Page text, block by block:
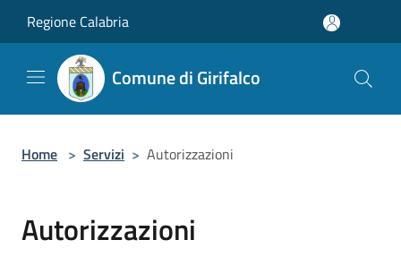
Regione Calabria
Comune di Girifalco
Home > Servizi > Autorizzazioni
Autorizzazioni